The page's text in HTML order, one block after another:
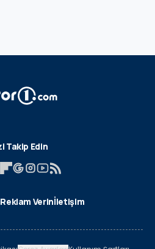
Takip Edin
Reklam Verinİletişim